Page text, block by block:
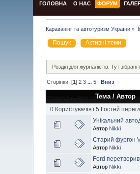
ГОЛОВНА О НАС ФОРУМ
Караванінг та автотуризм України »
Пошук Активні теми
Розділ для журналістів. Тут зібрані
Сторінки: [1]2 3 ...5 Вниз
Тема/Автор
0 Користувачів і 5 Гостей
Унікальний
Автор Nikki
Старий фургон
Автор Nikki
Ford
Автор Nikki